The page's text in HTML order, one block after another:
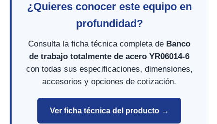
¿Quieres conocer este equipo en
profundidad?
Consulta la ficha técnica completa de Banco
de trabajo totalmente de acero YR06014-6
con todas sus especificaciones, dimensiones,
accesorios y opciones de cotización.
Ver ficha técnica del producto →